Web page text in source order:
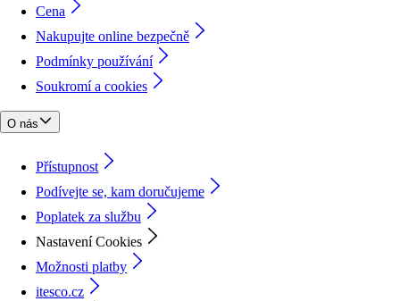
Cena
Nakupujte online bezpečně
Podmínky používání
Soukromí a cookies
O nás
Přístupnost
Podívejte se, kam doručujeme
Poplatek za službu
Nastavení Cookies
Možnosti platby
itesco.cz